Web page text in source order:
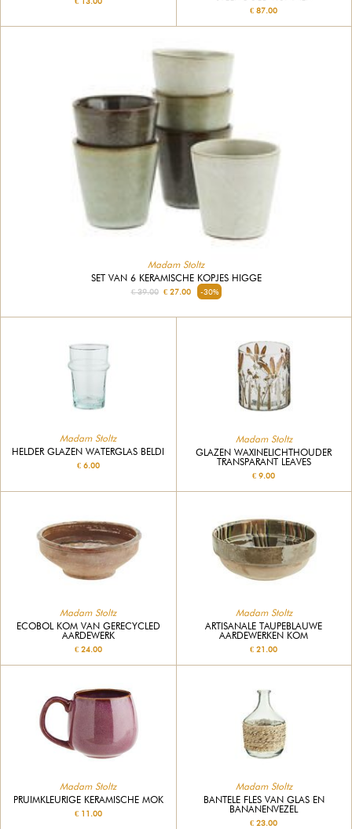
€ 87.00
Madam Stoltz
SET VAN 6 KERAMISCHE KOPJES HIGGE
€ 39.00€ 27.00 -30%
Madam Stoltz
HELDER GLAZEN WATERGLAS BELDI
€ 6.00
Madam Stoltz
GLAZEN WAXINELICHTHOUDER
TRANSPARANT LEAVES
€ 9.00
Madam Stoltz
ECOBOL KOM VAN GERECYCLED
AARDEWERK
€ 24.00
Madam Stoltz
ARTISANALE TAUPEBLAUWE
AARDEWERKEN KOM
€ 21.00
Madam Stoltz
PRUIMKLEURIGE KERAMISCHE MOK
€ 11.00
Madam Stoltz
BANTELE FLES VAN GLAS EN
BANANENVEZEL
€ 23.00